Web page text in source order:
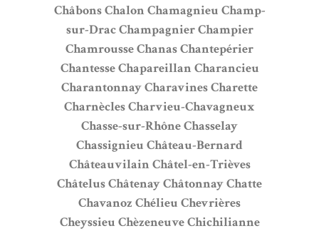
ChâbonsChalon Chamagnieu Champ-
sur-DracChampagnierChampier
ChamrousseChanasChantepérier
ChantesseChapareillan Charancieu
CharantonnayCharavinesCharette
CharnèclesCharvieu-Chavagneux
Chasse-sur-RhôneChasselay
Chassignieu Château-Bernard
Châteauvilain Châtel-en-Trièves
ChâtelusChâtenayChâtonnayChatte
Chavanoz Chélieu Chevrières
Cheyssieu ChèzeneuveChichilianne